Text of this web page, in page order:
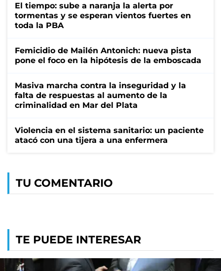
El tiempo: sube a naranja la alerta por
tormentas y se esperan vientos fuertes en
toda la PBA
Femicidio de Mailén Antonich: nueva pista
pone el foco en la hipótesis de la emboscada
Masiva marcha contra la inseguridad y la
falta de respuestas al aumento de la
criminalidad en Mar del Plata
Violencia en el sistema sanitario: un paciente
atacó con una tijera a una enfermera
TU COMENTARIO
TE PUEDE INTERESAR